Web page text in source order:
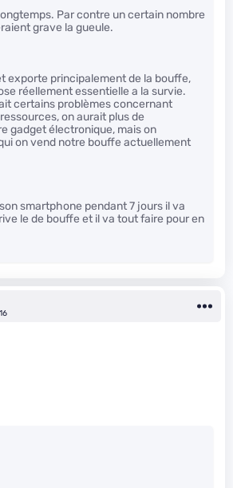
Par contre un certain nombre
grave la gueule.
exporte principalement de la bouffe,
réellement essentielle a la survie.
certains problèmes concernant
on aurait plus de
gadget électronique, mais on
on vend notre bouffe actuellement
smartphone pendant 7 jours il va
le de bouffe et il va tout faire pour en